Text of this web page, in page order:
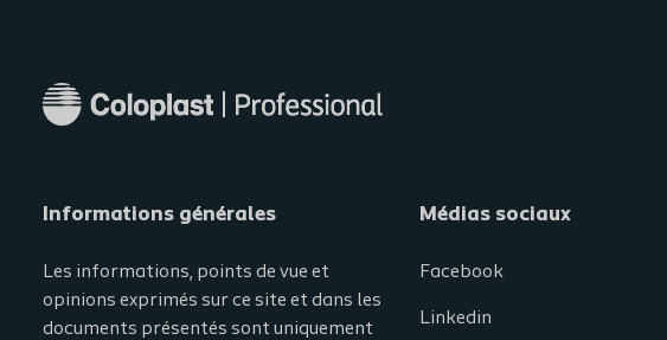
Informations générales​
Les informations, points de vue et
opinions exprimés sur ce site et dans les
documents présentés sont uniquement
Médias sociaux
Facebook
Linkedin